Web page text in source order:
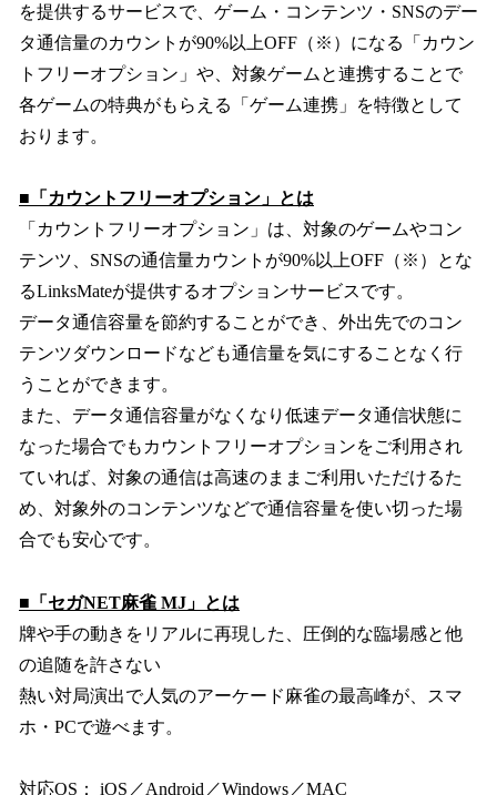
を提供するサービスで、ゲーム・コンテンツ・SNSのデー
タ通信量のカウントが90%以上OFF（※）になる「カウン
トフリーオプション」や、対象ゲームと連携することで
各ゲームの特典がもらえる「ゲーム連携」を特徴として
おります。
■「カウントフリーオプション」とは
「カウントフリーオプション」は、対象のゲームやコン
テンツ、SNSの通信量カウントが90%以上OFF（※）とな
るLinksMateが提供するオプションサービスです。
データ通信容量を節約することができ、外出先でのコン
テンツダウンロードなども通信量を気にすることなく行
うことができます。
また、データ通信容量がなくなり低速データ通信状態に
なった場合でもカウントフリーオプションをご利用され
ていれば、対象の通信は高速のままご利用いただけるた
め、対象外のコンテンツなどで通信容量を使い切った場
合でも安心です。
■「セガNET麻雀 MJ」とは
牌や手の動きをリアルに再現した、圧倒的な臨場感と他
の追随を許さない
熱い対局演出で人気のアーケード麻雀の最高峰が、スマ
ホ・PCで遊べます。
対応OS： iOS／Android／Windows／MAC